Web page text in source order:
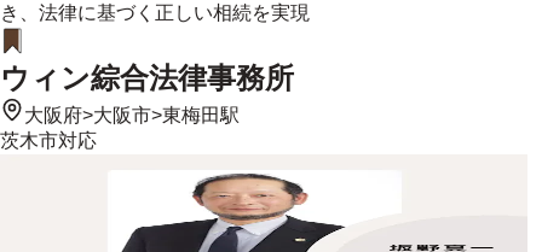
き、法律に基づく正しい相続を実現
ウィン綜合法律事務所
大阪府>大阪市>東梅田駅
茨木市対応